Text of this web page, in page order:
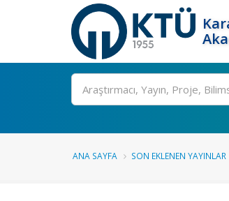
Ara
ANA SAYFA SON EKLENEN YAYINLAR